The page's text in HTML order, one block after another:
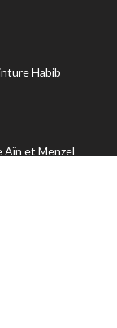
Habib
Aïn et Menzel